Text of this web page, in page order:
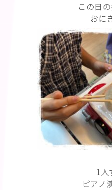
この日
おに
1人
ピアノ